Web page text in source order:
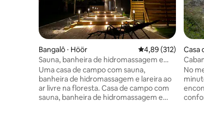
Bangalô ⋅ Höör 4,89 de uma
4,89 (312)
Sauna, banheira de hidromassagem e
lareira na floresta
Uma casa de campo com sauna,
banheira de hidromassagem e lareira ao
ar livre na floresta. Casa de campo com
sauna, banheira de hidromassagem e
Casa
No